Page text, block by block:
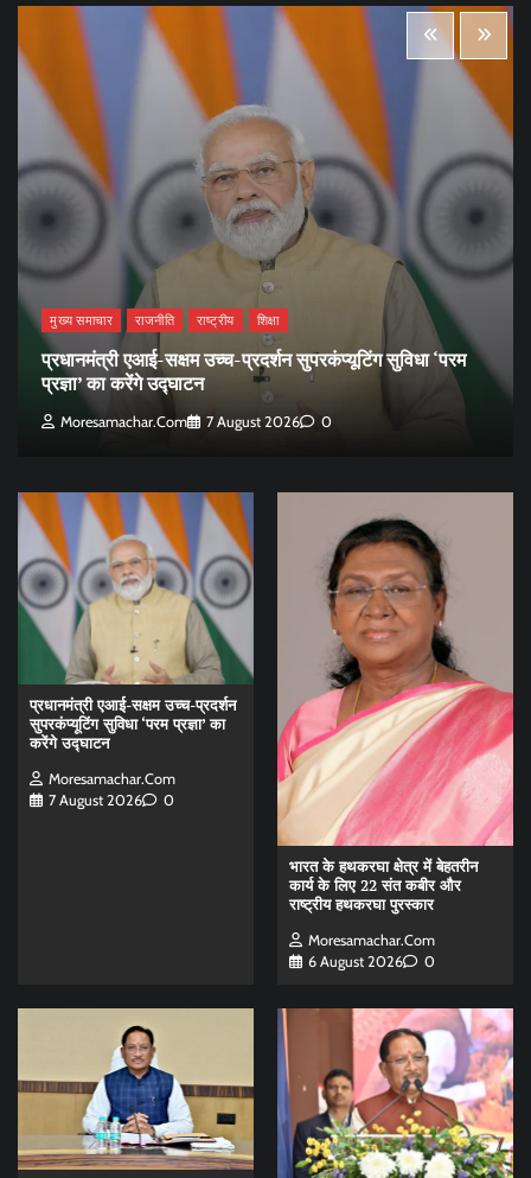
मुख्य समाचार राजनीति राष्ट्रीय शिक्षा
प्रधानमंत्री एआई-सक्षम उच्च-प्रदर्शन सुपरकंप्यूटिंग सुविधा ‘परम
प्रज्ञा’ का करेंगे उद्घाटन
Moresamachar.com 7 August 2026 0
प्रधानमंत्री एआई-सक्षम उच्च-प्रदर्शन
सुपरकंप्यूटिंग सुविधा ‘परम प्रज्ञा’ का
करेंगे उद्घाटन
Moresamachar.com
7 August 2026
0
भारत के हथकरघा क्षेत्र में बेहतरीन
कार्य के लिए 22 संत कबीर और
राष्ट्रीय हथकरघा पुरस्कार
Moresamachar.com
6 August 2026
0